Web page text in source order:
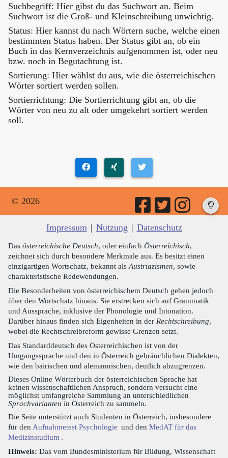
Suchbegriff: Hier gibst du das Suchwort an. Beim
Suchwort ist die Groß- und Kleinschreibung unwichtig.
Status: Hier kannst du nach Wörtern suche, welche einen
bestimmten Status haben. Der Status gibt an, ob ein
Buch in das Kernverzeichnis aufgenommen ist, oder neu
bzw. noch in Begutachtung ist.
Sortierung: Hier wählst du aus, wie die österreichischen
Wörter sortiert werden sollen.
Sortierrichtung: Die Sortierrichtung gibt an, ob die
Wörter von neu zu alt oder umgekehrt sortiert werden
soll.
© 2026
Impressum | Nutzung | Datenschutz
Das österreichische Deutsch, oder einfach Österreichisch,
zeichnet sich durch besondere Merkmale aus. Es besitzt einen
einzigartigen Wortschatz, bekannt als Austriazismen, sowie
charakteristische Redewendungen.
Die Besonderheiten von österreichischem Deutsch gehen jedoch
über den Wortschatz hinaus. Sie erstrecken sich auf Grammatik
und Aussprache, inklusive der Phonologie und Intonation.
Darüber hinaus finden sich Eigenheiten in der Rechtschreibung,
wobei die Rechtschreibreform gewisse Grenzen setzt.
Das Standarddeutsch des Österreichischen ist von der
Umgangssprache und den in Österreich gebräuchlichen Dialekten,
wie den bairischen und alemannischen, deutlich abzugrenzen.
Dieses Online Wörterbuch der österreichischen Sprache hat
keinen wissenschaftlichen Anspruch, sondern versucht eine
möglichst umfangreiche Sammlung an unterschiedlichen
Sprachvarianten in Österreich zu sammeln.
Die Seite unterstützt auch Studenten in Österreich, insbesondere
für den Aufnahmetest Psychologie und den MedAT für das
Medizinstudium .
Hinweis: Das vom Bundesministerium für Bildung, Wissenschaft